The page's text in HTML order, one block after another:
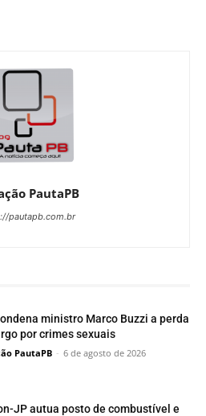
PautaPB
pautapb.com.br
ministro Marco Buzzi a perda
por crimes sexuais
PautaPB - 6 de agosto de 2026
JP autua posto de combustível e